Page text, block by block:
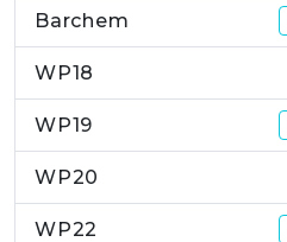
Barchem
WP18
WP19
WP20
WP22